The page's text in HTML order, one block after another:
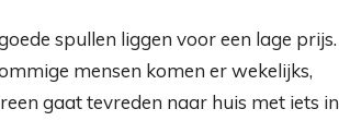
spullen liggen voor een lage prijs.
mensen komen er wekelijks,
gaat tevreden naar huis met iets in